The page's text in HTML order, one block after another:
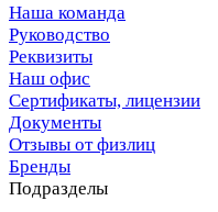
Наша команда
Руководство
Реквизиты
Наш офис
Сертификаты, лицензии
Документы
Отзывы от физлиц
Бренды
Подразделы